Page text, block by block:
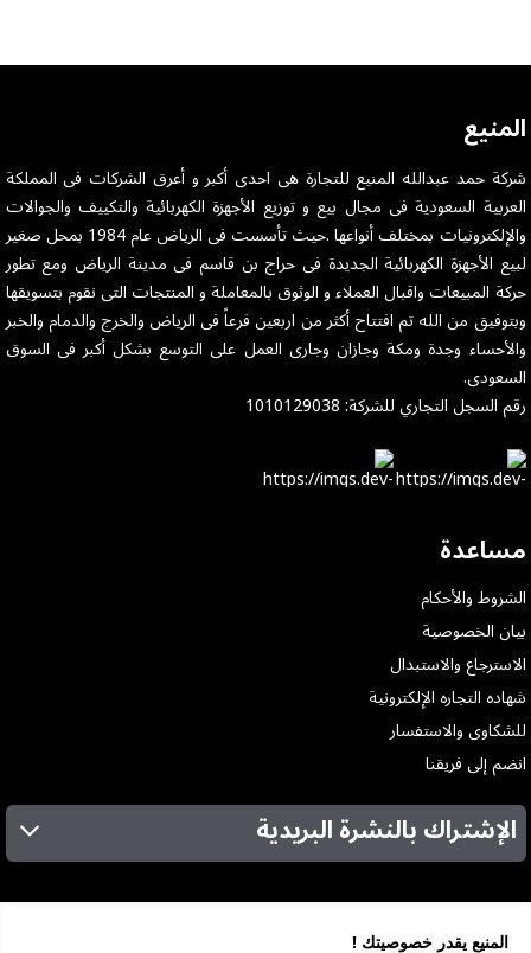
المنيع يقدر خصوصيتك !
المنيع
شركة حمد عبدالله المنيع للتجارة هى احدى أكبر و أعرق الشركات فى المملكة
العربية السعودية فى مجال بيع و توزيع الأجهزة الكهربائية والتكييف والجوالات
والإلكترونيات بمختلف أنواعها .حيث تأسست فى الرياض عام 1984 بمحل صغير
لبيع الأجهزة الكهربائية الجديدة فى حراج بن قاسم فى مدينة الرياض ومع تطور
حركة المبيعات واقبال العملاء و الوثوق بالمعاملة و المنتجات التى نقوم بتسويقها
وبتوفيق من الله تم افتتاح أكثر من اربعين فرعاً فى الرياض والخرج والدمام والخبر
والأحساء وجدة ومكة وجازان وجارى العمل على التوسع بشكل أكبر فى السوق
السعودى.
رقم السجل التجاري للشركة: 1010129038
مساعدة
الشروط والأحكام
بيان الخصوصية
الاسترجاع والاستبدال
شهاده التجاره الإلكترونية
للشكاوى والاستفسار
انضم إلى فريقنا
الإشتراك بالنشرة البريدية